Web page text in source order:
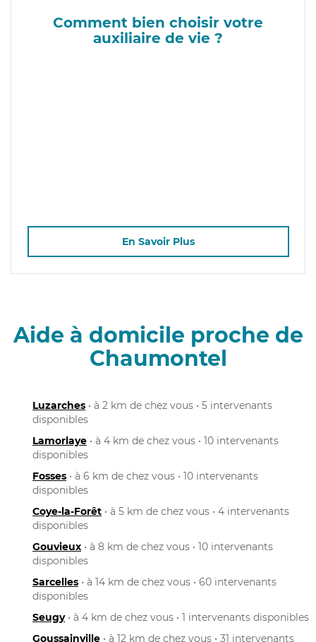
Comment bien choisir votre
auxiliaire de vie ?
En Savoir Plus
Aide à domicile proche de
Chaumontel
Luzarches • à 2 km de chez vous • 5 intervenants
disponibles
Lamorlaye • à 4 km de chez vous • 10 intervenants
disponibles
Fosses • à 6 km de chez vous • 10 intervenants
disponibles
Coye-la-Forêt • à 5 km de chez vous • 4 intervenants
disponibles
Gouvieux • à 8 km de chez vous • 10 intervenants
disponibles
Sarcelles • à 14 km de chez vous • 60 intervenants
disponibles
Seugy• à 4 km de chez vous • 1 intervenants disponibles
Goussainville • à 12 km de chez vous • 31 intervenants